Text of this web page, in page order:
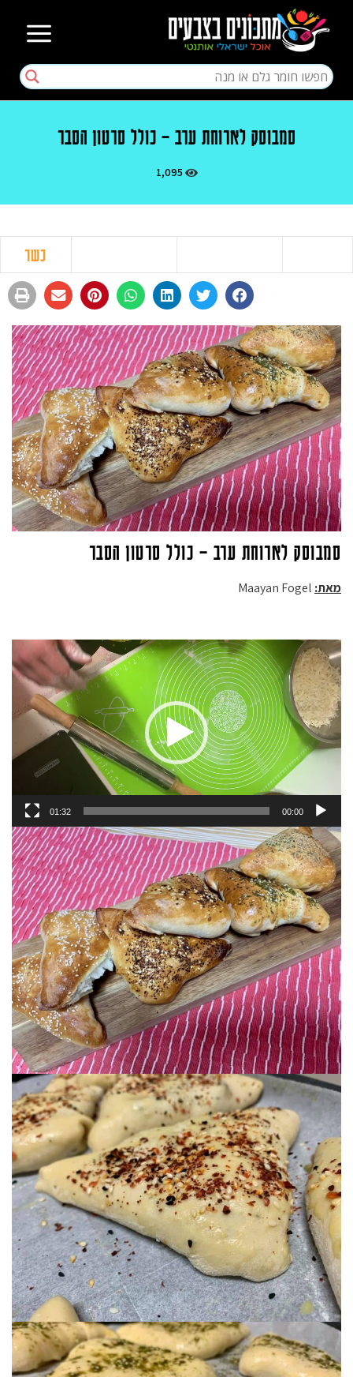
סמבוסק לארוחת ערב – כולל סרטון הסבר
1,095
כשר
סמבוסק לארוחת ערב – כולל סרטון הסבר
מאת:
נגן
וידאו
00:00
01:32